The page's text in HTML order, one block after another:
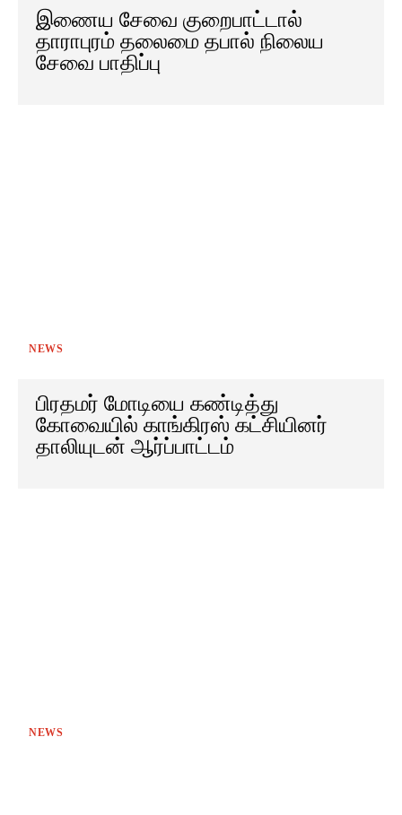
இணைய சேவை குறைபாட்டால்
தாராபுரம் தலைமை தபால் நிலைய
சேவை பாதிப்பு
NEWS
பிரதமர் மோடியை கண்டித்து
கோவையில் காங்கிரஸ் கட்சியினர்
தாலியுடன் ஆர்ப்பாட்டம்
NEWS